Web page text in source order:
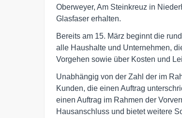
Oberweyer, Am Steinkreuz in
Glasfaser erhalten.
Bereits am 15. März beginnt die
alle Haushalte und Unternehmen,
Vorgehen sowie über Kosten und
Unabhängig von der Zahl der im
Kunden, die einen Auftrag
einen Auftrag im Rahmen der
Hausanschluss und bietet weitere